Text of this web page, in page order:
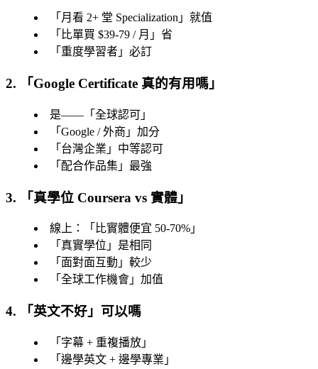
「 月看 2+ 堂 Specialization 」就值
「 比單買 $39-79 / 月 」省
「 重度學習者 」必訂
2. 「 Google Certificate 真的有用嗎 」
是——「 全球認可 」
「 Google / 外商 」加分
「 台灣企業 」中等認可
「 配合作品集 」最強
3. 「真學位 Coursera vs 實體 」
線上：「 比實體便宜 50-70% 」
「 真實學位 」是相同
「 面對面互動 」較少
「 全球工作機會 」加值
4. 「英文不好 」可以嗎
「 字幕 + 重複播放 」
「 邊學英文 + 邊學專業 」